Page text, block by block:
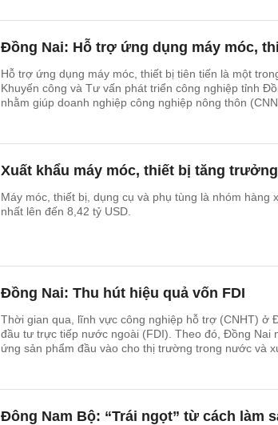
Đồng Nai: Hỗ trợ ứng dụng máy móc,
Hỗ trợ ứng dụng máy móc, thiết bị tiên tiến là một
Khuyến công và Tư vấn phát triển công nghiệp tỉnh
nhằm giúp doanh nghiệp công nghiệp nông thôn
Xuất khẩu máy móc, thiết bị tăng
Máy móc, thiết bị, dụng cụ và phụ tùng là nhóm hàng
nhất lên đến 8,42 tỷ USD.
Đồng Nai: Thu hút hiệu quả vốn FDI
Thời gian qua, lĩnh vực công nghiệp hỗ trợ (CNHT) ở
đầu tư trực tiếp nước ngoài (FDI). Theo đó, Đồng Nai
ứng sản phẩm đầu vào cho thị trường trong nước và
Đông Nam Bộ: “Trái ngọt” từ cách làm